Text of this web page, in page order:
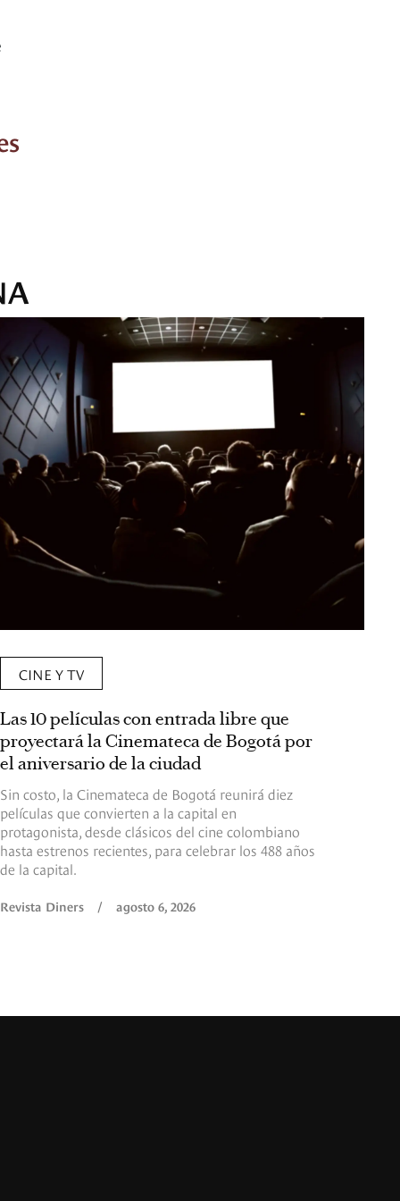
CINE Y TV
Las 10 películas con entrada libre que
proyectará la Cinemateca de Bogotá por
el aniversario de la ciudad
Sin costo, la Cinemateca de Bogotá reunirá diez
películas que convierten a la capital en
protagonista, desde clásicos del cine colombiano
hasta estrenos recientes, para celebrar los 488 años
de la capital.
Revista Diners / agosto 6, 2026